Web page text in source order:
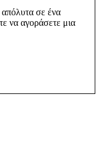
απόλυτα σε ένα
να αγοράσετε μια